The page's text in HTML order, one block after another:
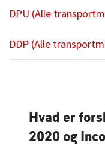
vilkårene i
transportør.
til dækning af
betingelser der
transportmiddel.
DPU (Alle
Risikoovergang
DDP (Alle
aflæsning af
Hvad er
2020 og